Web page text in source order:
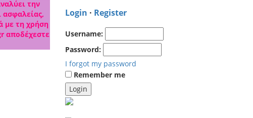
την
ασφαλείας,
με τη χρήση
αποδέχεστε
Login · Register
Username:
Password:
I forgot my password
Remember me